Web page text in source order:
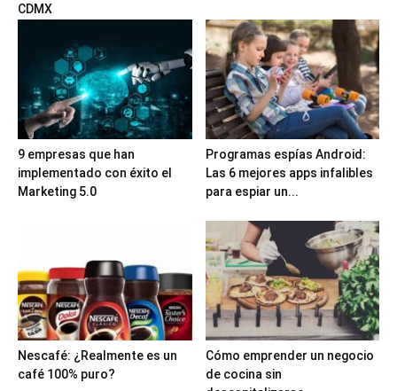
CDMX
9 empresas que han
implementado con éxito el
Marketing 5.0
Programas espías Android:
Las 6 mejores apps infalibles
para espiar un...
Nescafé: ¿Realmente es un
café 100% puro?
Cómo emprender un negocio
de cocina sin